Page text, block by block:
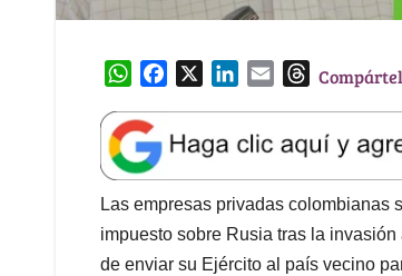
W
a
t
s
A
p
p
e
b
o
o
k
k
e
d
I
n
l
T
e
a
d
s
Las empresas privadas colombianas
impuesto sobre Rusia tras la
de enviar su Ejército al país vecino